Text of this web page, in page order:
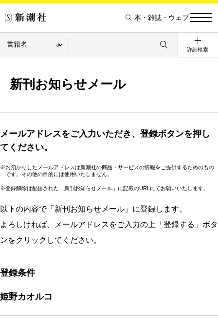
本・雑誌・ウェブ
詳細検索
新刊お知らせメール
メールアドレスをご入力いただき、登録ボタンを押し
てください。
※お預かりしたメールアドレスは新潮社の商品・サービスの情報をご提供するためのもの
です。その他の目的には使用いたしません。
※登録解除は配信された「新刊お知らせメール」に記載のURLにてお願いいたします。
以下の内容で「新刊お知らせメール」に登録します。
よろしければ、メールアドレスをご入力の上「登録する」ボタ
ンをクリックしてください。
登録条件
姫野カオルコ